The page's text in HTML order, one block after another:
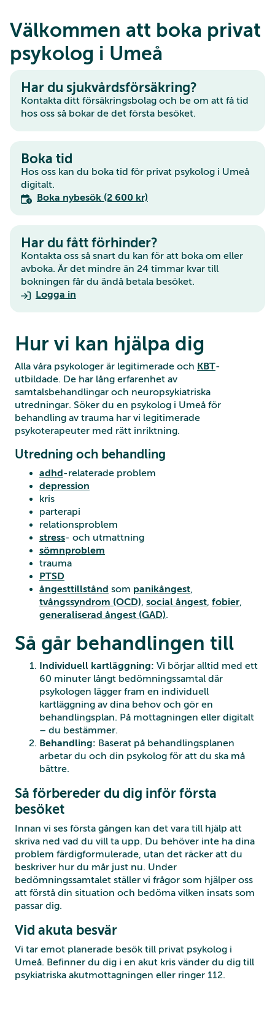
Välkommen att boka privat
psykolog i Umeå
Har du sjukvårdsförsäkring?
Kontakta ditt försäkringsbolag och be om att få tid
hos oss så bokar de det första besöket.
Boka tid
Hos oss kan du boka tid för privat psykolog i Umeå
digitalt.
Boka nybesök (2 600 kr)
Har du fått förhinder?
Kontakta oss så snart du kan för att boka om eller
avboka. Är det mindre än 24 timmar kvar till
bokningen får du ändå betala besöket.
Logga in
Hur vi kan hjälpa dig
Alla våra psykologer är legitimerade och KBT-
utbildade. De har lång erfarenhet av
samtalsbehandlingar och neuropsykiatriska
utredningar. Söker du en psykolog i Umeå för
behandling av trauma har vi legitimerade
psykoterapeuter med rätt inriktning.
Utredning och behandling
adhd-relaterade problem
depression
kris
parterapi
relationsproblem
stress- och utmattning
sömnproblem
trauma
PTSD
ångesttillstånd som panikångest,
tvångssyndrom (OCD), social ångest, fobier,
generaliserad ångest (GAD).
Så går behandlingen till
Individuell kartläggning: Vi börjar alltid med ett
60 minuter långt bedömningssamtal där
psykologen lägger fram en individuell
kartläggning av dina behov och gör en
behandlingsplan. På mottagningen eller digitalt
– du bestämmer.
Behandling: Baserat på behandlingsplanen
arbetar du och din psykolog för att du ska må
bättre.
Så förbereder du dig inför första
besöket
Innan vi ses första gången kan det vara till hjälp att
skriva ned vad du vill ta upp. Du behöver inte ha dina
problem färdigformulerade, utan det räcker att du
beskriver hur du mår just nu. Under
bedömningssamtalet ställer vi frågor som hjälper oss
att förstå din situation och bedöma vilken insats som
passar dig.
Vid akuta besvär
Vi tar emot planerade besök till privat psykolog i
Umeå. Befinner du dig i en akut kris vänder du dig till
psykiatriska akutmottagningen eller ringer 112.